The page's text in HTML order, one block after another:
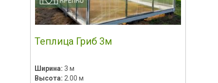
Теплица Гриб 3м
Ширина: 3 м
Высота: 2.00 м